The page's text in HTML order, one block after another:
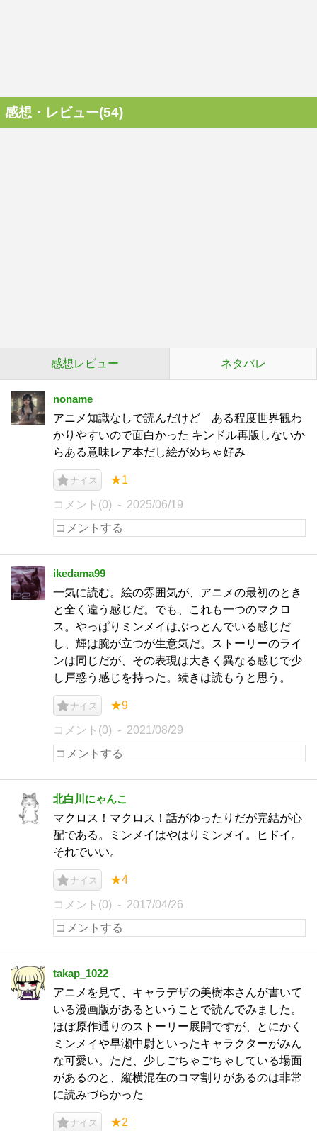
感想・レビュー(54)
感想レビュー ネタバレ
noname
アニメ知識なしで読んだけど ある程度世界観わ
かりやすいので面白かった キンドル再版しないか
らある意味レア本だし絵がめちゃ好み
ナイス ★1
コメント(0) 2025/06/19
ikedama99
一気に読む。絵の雰囲気が、アニメの最初のとき
と全く違う感じだ。でも、これも一つのマクロ
ス。やっぱりミンメイはぶっとんでいる感じだ
し、輝は腕が立つが生意気だ。ストーリーのライ
ンは同じだが、その表現は大きく異なる感じで少
し戸惑う感じを持った。続きは読もうと思う。
ナイス ★9
コメント(0) 2021/08/29
北白川にゃんこ
マクロス！マクロス！話がゆったりだが完結が心
配である。ミンメイはやはりミンメイ。ヒドイ。
それでいい。
ナイス ★4
コメント(0) 2017/04/26
takap_1022
アニメを見て、キャラデザの美樹本さんが書いて
いる漫画版があるということで読んでみました。
ほぼ原作通りのストーリー展開ですが、とにかく
ミンメイや早瀬中尉といったキャラクターがみん
な可愛い。ただ、少しごちゃごちゃしている場面
があるのと、縦横混在のコマ割りがあるのは非常
に読みづらかった
ナイス ★2